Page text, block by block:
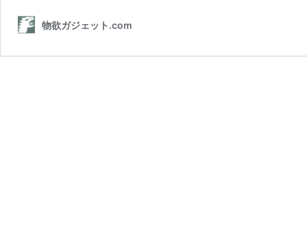
物欲ガジェット.com